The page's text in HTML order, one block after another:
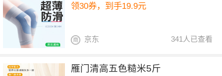
领30券，到手19.9元
341人已查看
京东
雁门清高五色糙米5斤